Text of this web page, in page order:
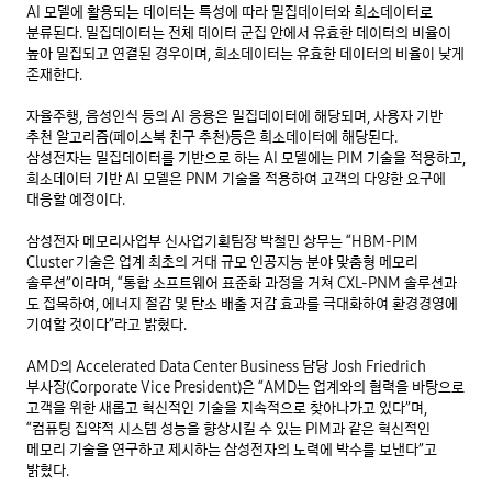
AI 모델에 활용되는 데이터는 특성에 따라 밀집데이터와 희소데이터로
분류된다. 밀집데이터는 전체 데이터 군집 안에서 유효한 데이터의 비율이
높아 밀집되고 연결된 경우이며, 희소데이터는 유효한 데이터의 비율이 낮게
존재한다.
자율주행, 음성인식 등의 AI 응용은 밀집데이터에 해당되며, 사용자 기반
추천 알고리즘(페이스북 친구 추천)등은 희소데이터에 해당된다.
삼성전자는 밀집데이터를 기반으로 하는 AI 모델에는 PIM 기술을 적용하고,
희소데이터 기반 AI 모델은 PNM 기술을 적용하여 고객의 다양한 요구에
대응할 예정이다.
삼성전자 메모리사업부 신사업기획팀장 박철민 상무는 “HBM-PIM
Cluster 기술은 업계 최초의 거대 규모 인공지능 분야 맞춤형 메모리
솔루션”이라며, “통합 소프트웨어 표준화 과정을 거쳐 CXL-PNM 솔루션과
도 접목하여, 에너지 절감 및 탄소 배출 저감 효과를 극대화하여 환경경영에
기여할 것이다”라고 밝혔다.
AMD의 Accelerated Data Center Business 담당 Josh Friedrich
부사장(Corporate Vice President)은 “AMD는 업계와의 협력을 바탕으로
고객을 위한 새롭고 혁신적인 기술을 지속적으로 찾아나가고 있다”며,
“컴퓨팅 집약적 시스템 성능을 향상시킬 수 있는 PIM과 같은 혁신적인
메모리 기술을 연구하고 제시하는 삼성전자의 노력에 박수를 보낸다”고
밝혔다.